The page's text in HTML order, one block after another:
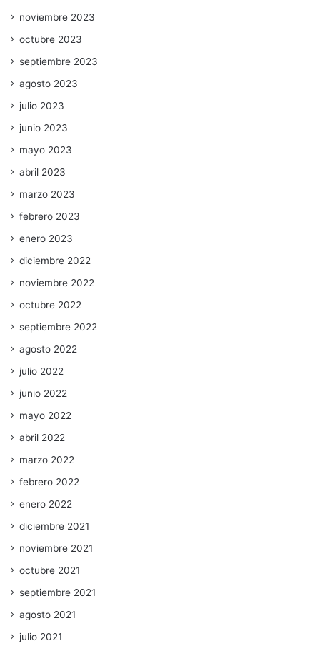
noviembre 2023
octubre 2023
septiembre 2023
agosto 2023
julio 2023
junio 2023
mayo 2023
abril 2023
marzo 2023
febrero 2023
enero 2023
diciembre 2022
noviembre 2022
octubre 2022
septiembre 2022
agosto 2022
julio 2022
junio 2022
mayo 2022
abril 2022
marzo 2022
febrero 2022
enero 2022
diciembre 2021
noviembre 2021
octubre 2021
septiembre 2021
agosto 2021
julio 2021